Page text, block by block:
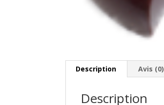
Description Avis (0)
Description